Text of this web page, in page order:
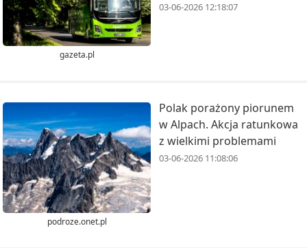
gazeta.pl
03-06-2026 12:18:07
podroze.onet.pl
Polak porażony piorunem
w Alpach. Akcja ratunkowa
z wielkimi problemami
03-06-2026 11:08:06